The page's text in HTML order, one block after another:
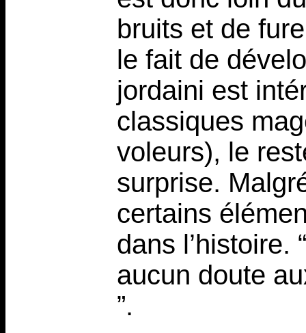
bruits et de
le fait de
jordaini est
classiques
voleurs), le
surprise.
certains
dans l’histoire.
aucun doute
”.